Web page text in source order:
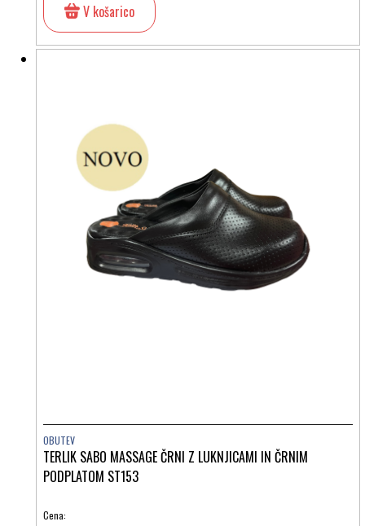
V košarico
OBUTEV
TERLIK SABO MASSAGE ČRNI Z LUKNJICAMI IN ČRNIM
PODPLATOM ST153
Cena: